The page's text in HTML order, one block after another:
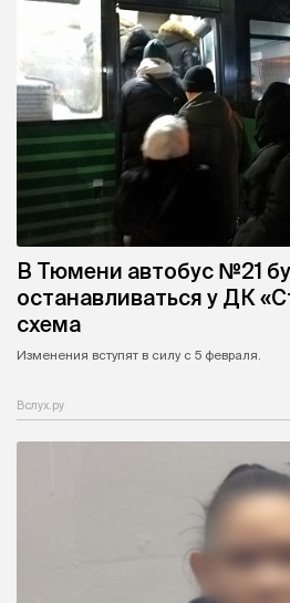
В Тюмени автобус №21
останавливаться у ДК
схема
Изменения вступят в силу с 5 февраля.
Вслух.ру